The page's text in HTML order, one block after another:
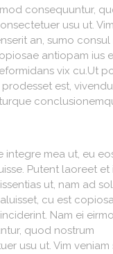
consequuntur,
usu ut.
an, sumo
antiopam ius
vix cu.Ut
est,
integre mea ut, eu
Putent laoreet et
ut, nam ad
cu est
Nam ei
quod nostrum
usu ut. Vim veniam